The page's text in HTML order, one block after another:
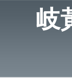
岐